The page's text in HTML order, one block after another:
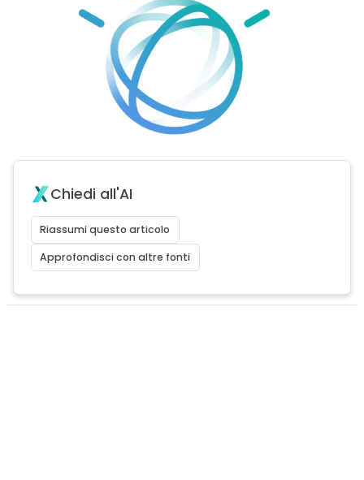
Chiedi all'AI
Riassumi questo articolo
Approfondisci con altre fonti